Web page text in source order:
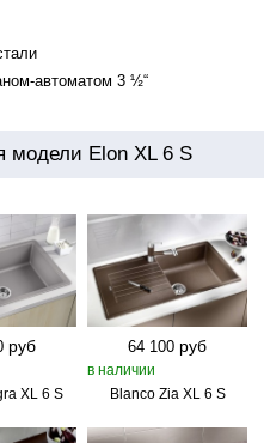
автоматом 3 ½“
модели Elon XL 6 S
руб
XL 6 S
64 100 руб
в наличии
Blanco Zia XL 6 S